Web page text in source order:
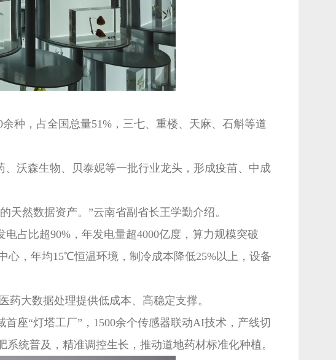
种，占全国总量51%，三七、重楼、天麻、石斛等道
沃森生物、贝泰妮等一批行业龙头，形成疫苗、中成
然数据资产。”云南省副省长王学勤介绍。
占比超90%，年发电量超4000亿度，算力规模突破
心，年均15℃恒温环境，制冷成本降低25%以上，设备
药大数据处理提供低成本、高稳定支撑。
座“灯塔工厂”，1500余个传感器联动AI技术，产线切
统普及，精准调控生长，推动道地药材标准化种植。